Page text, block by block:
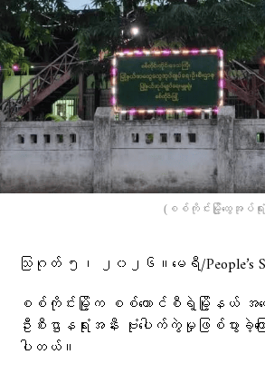
(စစ်ကိုင်းမြို့ထွေအုပ်ရုံ
သြဂုတ် ၅၊ ၂၀၂၆။မေရီ/People’s
စစ်ကိုင်းမြို့က စစ်ကောင်စီရဲ့မြို့နယ် အထွ
ဦးစီးဌာနရုံးအနီး ဗုံးပေါက်ကွဲမှုဖြစ်ပွားခဲ့ကြ
ပါတယ်။